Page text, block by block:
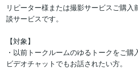
リピーター様または撮影サービスご購入
談サービスです。
【対象】
・以前トークルームのゆるトークをご購
ビデオチャットでもお話されたい方。